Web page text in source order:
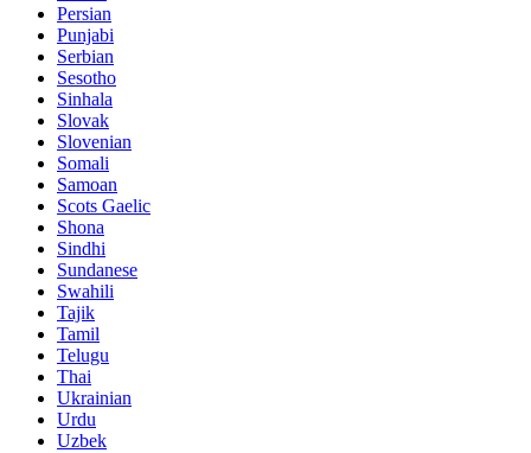
Persian
Punjabi
Serbian
Sesotho
Sinhala
Slovak
Slovenian
Somali
Samoan
Scots Gaelic
Shona
Sindhi
Sundanese
Swahili
Tajik
Tamil
Telugu
Thai
Ukrainian
Urdu
Uzbek